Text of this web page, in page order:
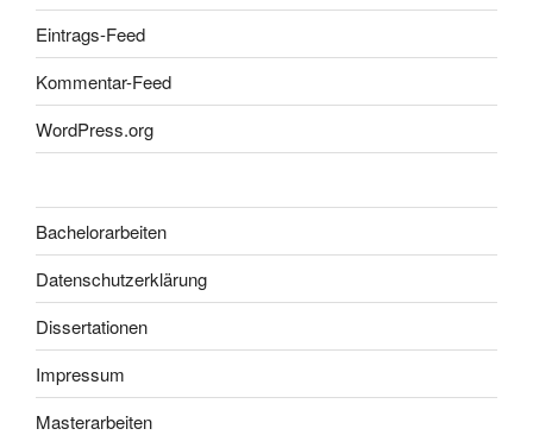
Eintrags-Feed
Kommentar-Feed
WordPress.org
Bachelorarbeiten
Datenschutzerklärung
Dissertationen
Impressum
Masterarbeiten